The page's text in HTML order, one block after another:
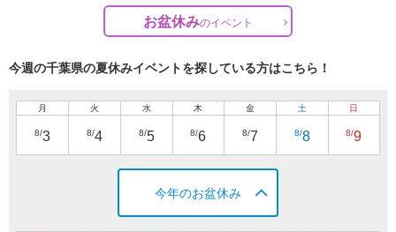
お盆休みのイベント
今週の千葉県の夏休みイベントを探している方はこちら！
月
8/3
火
8/4
水
8/5
木
8/6
金
8/7
土
8/8
日
8/9
今年のお盆休み